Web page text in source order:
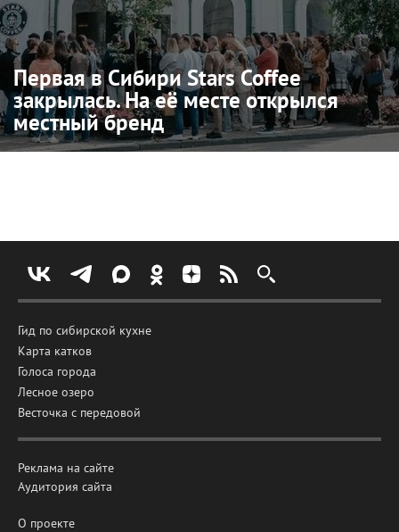
Первая в Сибири Stars Coffee
закрылась. На её месте открылся
местный бренд
Гид по сибирской кухне
Карта катков
Голоса города
Лесное озеро
Весточка с передовой
Реклама на сайте
Аудитория сайта
О проекте